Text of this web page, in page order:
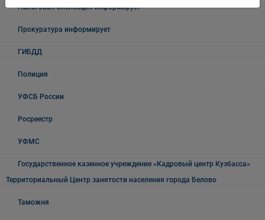
Налоговая инспекция информирует
Прокуратура информирует
ГИБДД
Полиция
УФСБ России
Росреестр
УФМС
Государственное казенное учреждение «Кадровый центр Кузбасса»
Территориальный Центр занятости населения города Белово
Таможня